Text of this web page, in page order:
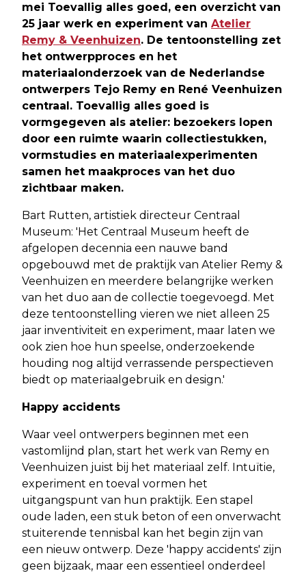
mei Toevallig alles goed, een overzicht van
25 jaar werk en experiment van Atelier
Remy & Veenhuizen. De tentoonstelling zet
het ontwerpproces en het
materiaalonderzoek van de Nederlandse
ontwerpers Tejo Remy en René Veenhuizen
centraal. Toevallig alles goed is
vormgegeven als atelier: bezoekers lopen
door een ruimte waarin collectiestukken,
vormstudies en materiaalexperimenten
samen het maakproces van het duo
zichtbaar maken.
Bart Rutten, artistiek directeur Centraal
Museum: 'Het Centraal Museum heeft de
afgelopen decennia een nauwe band
opgebouwd met de praktijk van Atelier Remy &
Veenhuizen en meerdere belangrijke werken
van het duo aan de collectie toegevoegd. Met
deze tentoonstelling vieren we niet alleen 25
jaar inventiviteit en experiment, maar laten we
ook zien hoe hun speelse, onderzoekende
houding nog altijd verrassende perspectieven
biedt op materiaalgebruik en design.'
Happy accidents
Waar veel ontwerpers beginnen met een
vastomlijnd plan, start het werk van Remy en
Veenhuizen juist bij het materiaal zelf. Intuïtie,
experiment en toeval vormen het
uitgangspunt van hun praktijk. Een stapel
oude laden, een stuk beton of een onverwacht
stuiterende tennisbal kan het begin zijn van
een nieuw ontwerp. Deze 'happy accidents' zijn
geen bijzaak, maar een essentieel onderdeel